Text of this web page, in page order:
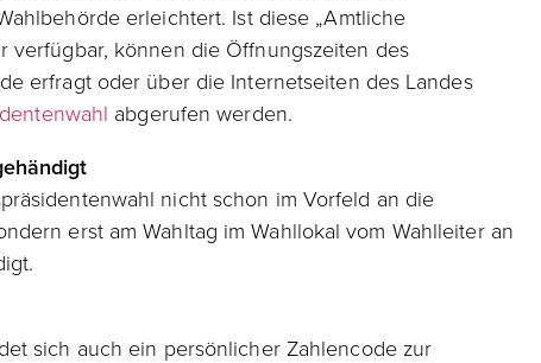
erleichtert. Ist diese „Amtliche
verfügbar, können die Öffnungszeiten des
erfragt oder über die Internetseiten des Landes
abgerufen werden.
nicht schon im Vorfeld an die
erst am Wahltag im Wahllokal vom Wahlleiter an
sich auch ein persönlicher Zahlencode zur